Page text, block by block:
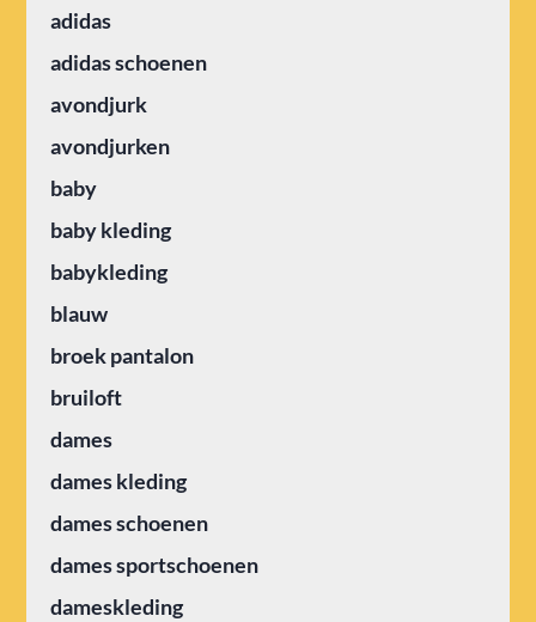
adidas
adidas schoenen
avondjurk
avondjurken
baby
baby kleding
babykleding
blauw
broek pantalon
bruiloft
dames
dames kleding
dames schoenen
dames sportschoenen
dameskleding